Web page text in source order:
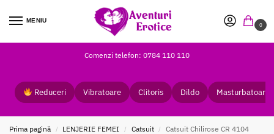
MENIU
0
Comenzi telefon: 0784 110 110
Reduceri Vibratoare Clitoris Dildo Masturbatoare
Prima pagină / LENJERIE FEMEI / Catsuit / Catsuit Chilirose CR 4104